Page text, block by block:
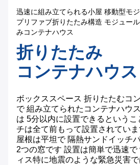
迅速に組み立てられる小屋 移動型モ
プリファブ折りたたみ構造 モジュー
みコンテナハウス
折りたたみ
コンテナハウス
ボックススペース 折りたたむコ
で 組み立てられたコンテナハウ
は 5分以内に設置できるという
チは全て前もって設置されていま
屋根は平坦で 隔熱サンドイッチ
2つの窓です 設置は簡単で迅速で
ィス特に地震のような緊急災害